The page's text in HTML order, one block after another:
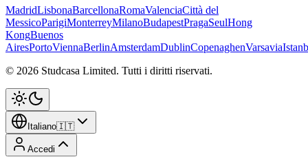
MadridLisbonaBarcellonaRomaValenciaCittà del
MessicoParigiMonterreyMilanoBudapestPragaSeulHong
KongBuenos
AiresPortoViennaBerlinAmsterdamDublinCopenaghenVarsavia
© 2026 Studcasa Limited. Tutti i diritti riservati.
Italiano🇮🇹
Accedi